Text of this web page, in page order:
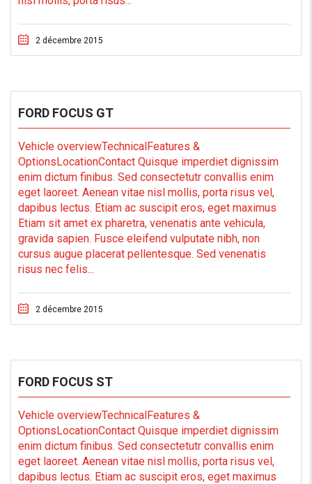
2 décembre 2015
FORD FOCUS GT
Vehicle overviewTechnicalFeatures &
OptionsLocationContact Quisque imperdiet dignissim
enim dictum finibus. Sed consectetutr convallis enim
eget laoreet. Aenean vitae nisl mollis, porta risus vel,
dapibus lectus. Etiam ac suscipit eros, eget maximus
Etiam sit amet ex pharetra, venenatis ante vehicula,
gravida sapien. Fusce eleifend vulputate nibh, non
cursus augue placerat pellentesque. Sed venenatis
risus nec felis...
2 décembre 2015
FORD FOCUS ST
Vehicle overviewTechnicalFeatures &
OptionsLocationContact Quisque imperdiet dignissim
enim dictum finibus. Sed consectetutr convallis enim
eget laoreet. Aenean vitae nisl mollis, porta risus vel,
dapibus lectus. Etiam ac suscipit eros, eget maximus